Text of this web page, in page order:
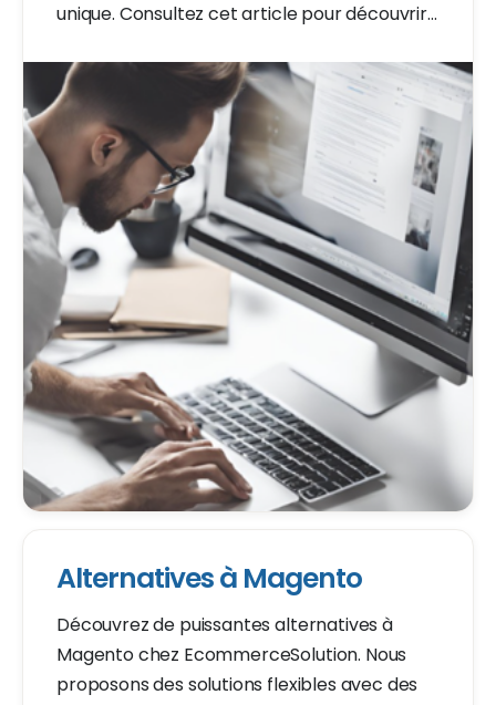
unique. Consultez cet article pour découvrir
convient le mieux à votre situation.
Alternatives à Magento
Découvrez de puissantes alternatives à
Magento chez EcommerceSolution. Nous
proposons des solutions flexibles avec des